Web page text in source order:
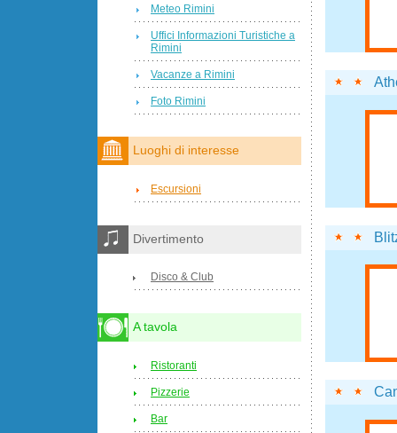
Meteo Rimini
Uffici Informazioni Turistiche a
Rimini
Vacanze a Rimini
Foto Rimini
Luoghi di interesse
Escursioni
Divertimento
Disco & Club
A tavola
Ristoranti
Pizzerie
Bar